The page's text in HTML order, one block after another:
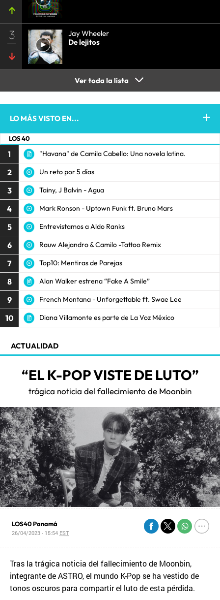
3
Jay Wheeler
De lejitos
Ver toda la lista
LO MÁS VISTO EN...
LOS 40
1 "Havana" de Camila Cabello: Una novela latina.
2 Un reto por 5 días
3 Tainy, J Balvin - Agua
4 Mark Ronson - Uptown Funk ft. Bruno Mars
5 Entrevistamos a Aldo Ranks
6 Rauw Alejandro & Camilo -Tattoo Remix
7 Top10: Mentiras de Parejas
8 Alan Walker estrena “Fake A Smile”
9 French Montana - Unforgettable ft. Swae Lee
10 Diana Villamonte es parte de La Voz México
ACTUALIDAD
“EL K-POP VISTE DE LUTO”
trágica noticia del fallecimiento de Moonbin
LOS40 Panamá
26/04/2023 - 15:54 EST
Tras la trágica noticia del fallecimiento de Moonbin,
integrante de ASTRO, el mundo K-Pop se ha vestido de
tonos oscuros para compartir el luto de esta pérdida.